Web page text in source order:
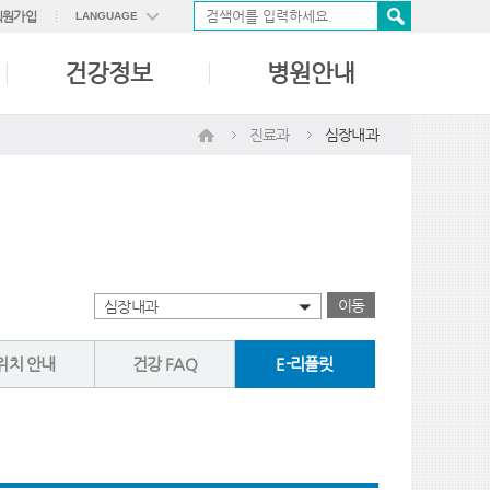
원가입 LANGUAGE
中國語
건강정보 병원안내
진료과 심장내과
심장내과 이동
치 안내 건강 FAQ E-리플릿